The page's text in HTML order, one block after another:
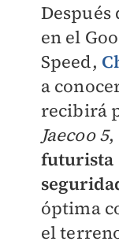
en el
Speed,
a
recibirá
Jaecoo 5,
futurista
óptima
el